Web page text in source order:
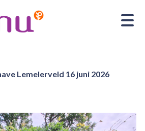
Lemelerveld 16 juni 2026